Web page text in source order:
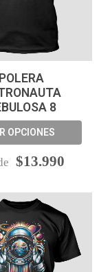
POLERA
8
OPCIONES
$13.990